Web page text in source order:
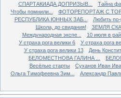
СПАРТАКИАДА ДОПРИЗЫВ...
Тайна
Чтобы помнили...
ФОТОРЕПОРТАЖ С
РЕСПУБЛИКА ЮННЫХ ЗАБ...
Любить по-
Школа, до свидания!
ЗЕМЛЯ
Международная экспе...
10 июля в
У страха рога велики 6
У страха рога
У страха рога велики 13
День
БЕЛОМЕСТНОВА ГАЛИНА ...
Весёлые старты
Суханов Иван
Ольга Тимофеевна Зим...
Александр